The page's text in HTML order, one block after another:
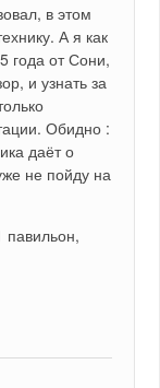
в этом
А я как
года от Сони,
и узнать за
Обидно :
даёт о
не пойду на
павильон,